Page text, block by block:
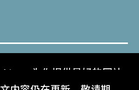
」为你提供最好的网站